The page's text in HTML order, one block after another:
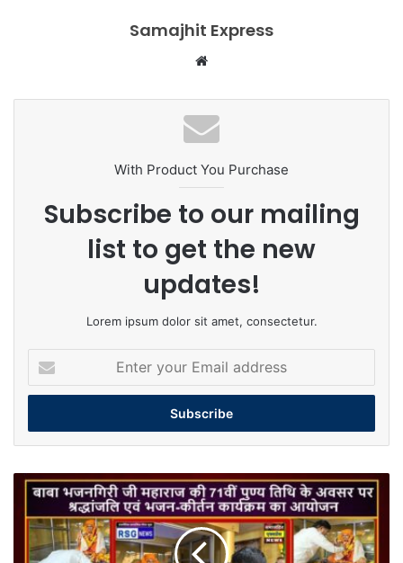
Samajhit Express
With Product You Purchase
Subscribe to our mailing
list to get the new
updates!
Lorem ipsum dolor sit amet, consectetur.
your
Email
बाबा
भजनगिरी
महाराज